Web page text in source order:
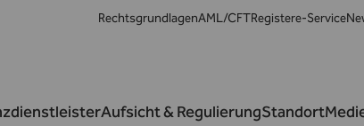
RechtsgrundlagenAML/CFTRegistere-Service
Aufsicht & RegulierungStandort